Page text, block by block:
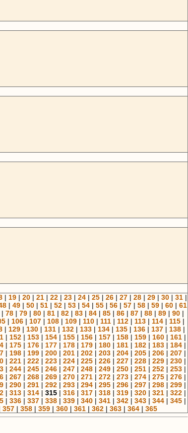
| 19| 20| 21| 22| 23| 24| 25| 26| 27| 28| 29| 30| 31|
| 49 | 50 | 51 | 52 | 53 | 54 | 55 | 56 | 57 | 58 | 59 | 60 | 61
| 78 | 79 | 80 | 81 | 82 | 83 | 84 | 85 | 86 | 87 | 88 | 89 | 90 |
| 106| 107| 108| 109| 110| 111| 112| 113| 114| 115|
| 129 | 130 | 131 | 132 | 133 | 134 | 135 | 136 | 137 | 138 |
| 152 | 153 | 154 | 155 | 156 | 157 | 158 | 159 | 160 | 161 |
| 175 | 176 | 177 | 178 | 179 | 180 | 181 | 182 | 183 | 184 |
| 198 | 199 | 200 | 201 | 202 | 203 | 204 | 205 | 206 | 207 |
| 221| 222| 223| 224| 225| 226| 227| 228| 229| 230|
| 244 | 245 | 246 | 247 | 248 | 249 | 250 | 251 | 252 | 253 |
| 267 | 268 | 269 | 270 | 271 | 272 | 273 | 274 | 275 | 276 |
| 290 | 291 | 292 | 293 | 294 | 295 | 296 | 297 | 298 | 299 |
| 313| 314| 315| 316| 317| 318| 319| 320| 321| 322|
| 336 | 337 | 338 | 339 | 340 | 341 | 342 | 343 | 344 | 345 |
357 | 358 | 359 | 360 | 361 | 362 | 363 | 364 | 365